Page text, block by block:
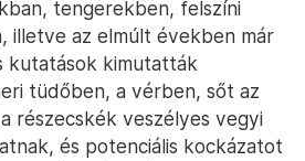
tengerekben, felszíni
illetve az elmúlt években már
kutatások kimutatták
tüdőben, a vérben, sőt az
részecskék veszélyes vegyi
és potenciális kockázatot